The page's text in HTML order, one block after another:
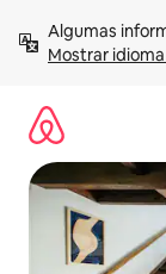
para
Mostrar